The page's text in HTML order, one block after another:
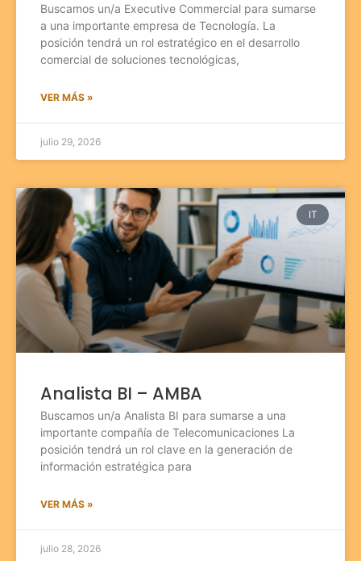
Buscamos un/a Executive Commercial para sumarse
a una importante empresa de Tecnología. La
posición tendrá un rol estratégico en el desarrollo
comercial de soluciones tecnológicas,
VER MÁS »
julio 29, 2026
IT
Analista BI – AMBA
Buscamos un/a Analista BI para sumarse a una
importante compañía de Telecomunicaciones La
posición tendrá un rol clave en la generación de
información estratégica para
VER MÁS »
julio 28, 2026